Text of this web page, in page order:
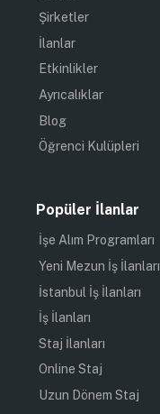
Şirketler
İlanlar
Etkinlikler
Ayrıcalıklar
Blog
Öğrenci Kulüpleri
Popüler İlanlar
İşe Alım Programları
Yeni Mezun İş İlanları
İstanbul İş İlanları
İş İlanları
Staj İlanları
Online Staj
Uzun Dönem Staj